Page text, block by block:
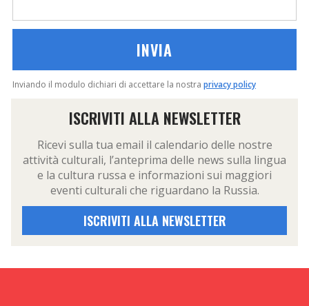
Inviando il modulo dichiari di accettare la nostra privacy policy
ISCRIVITI ALLA NEWSLETTER
Ricevi sulla tua email il calendario delle nostre
attività culturali, l’anteprima delle news sulla lingua
e la cultura russa e informazioni sui maggiori
eventi culturali che riguardano la Russia.
ISCRIVITI ALLA NEWSLETTER